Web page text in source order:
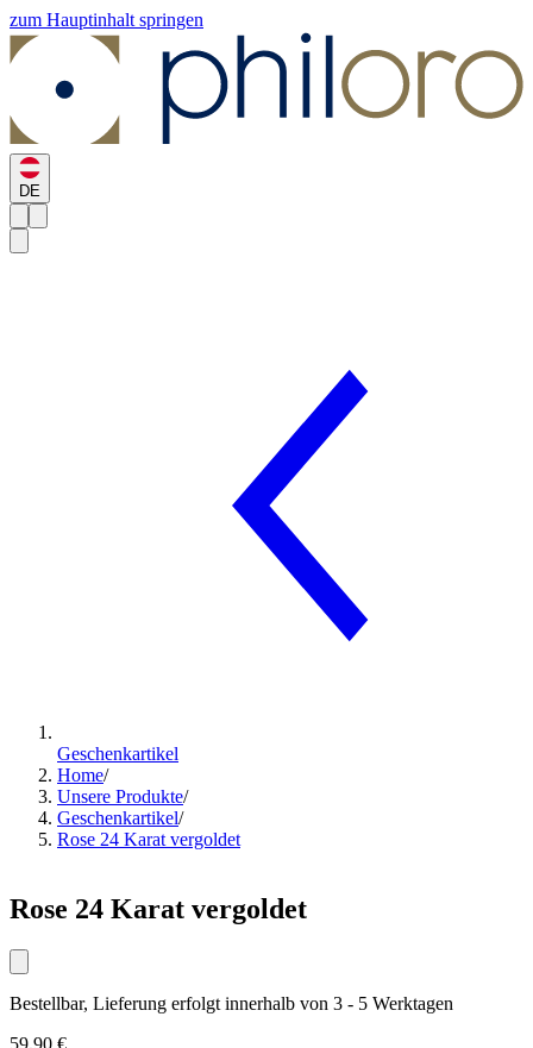
zum Hauptinhalt springen
DE
Geschenkartikel
Home/
Unsere Produkte/
Geschenkartikel/
Rose 24 Karat vergoldet
Rose 24 Karat vergoldet
Bestellbar, Lieferung erfolgt innerhalb von 3 - 5 Werktagen
59,90 €